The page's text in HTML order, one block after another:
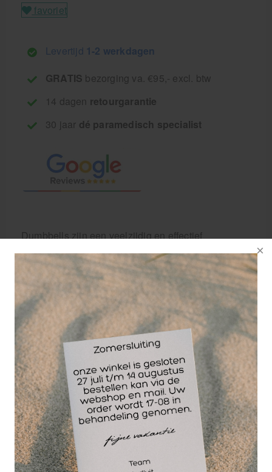
favoriet
Levertijd 1-2 werkdagen
GRATIS bezorging va. €95,- excl. btw
14 dagen retourgarantie
30 jaar dé paramedisch specialist
Dumbbells zijn een veelzijdig en effectief
hulpmiddel bij zowel fitness als fysiotherapie. Ze
helpen bij het opbouwen van spierkracht, het
verbeteren van de stabiliteit en het versterken van
de spieren. Of je nu net begint met trainen of een
ervaren sporter bent, dumbbells zijn geschikt voor
iedereen.
Het gebruik van dumbbells met een vinyl coating is
een slimme keuze. Deze coating zorgt voor een
comfortabele grip en voorkomt dat de dumbbells uit
je handen glijden tijdens het trainen. Bovendien
biedt de vinyl coating bescherming voor de vloer,
mocht je per ongeluk een dumbbell laten vallen. Dit
maakt ze ideaal voor zowel thuisgebruik als in een
professionele sportschool.